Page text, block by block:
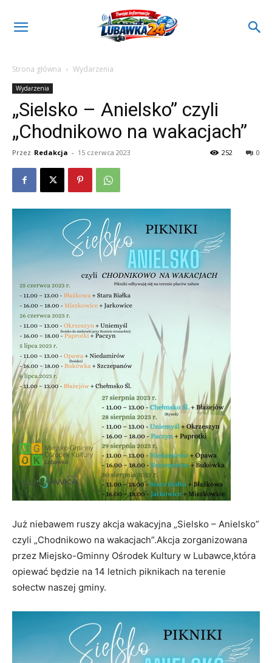
Strona główna Wydarzenia
Wydarzenia
„Sielsko – Anielsko” czyli
„Chodnikowo na wakacjach”
Przez Redakcja - 15 czerwca 2023 0
252
Już niebawem ruszy akcja wakacyjna „Sielsko – Anielsko”
czyli „Chodnikowo na wakacjach”.Akcja zorganizowana
przez Miejsko-Gminny Ośrodek Kultury w Lubawce,która
opiewać będzie na 14 letnich piknikach na terenie
sołectw naszej gminy.